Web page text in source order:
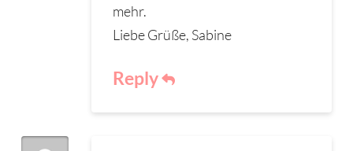
mehr.
Liebe Grüße, Sabine
Reply